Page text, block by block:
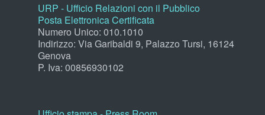
URP - Ufficio Relazioni con il Pubblico
Posta Elettronica Certificata
Numero Unico: 010.1010
Indirizzo: Via Garibaldi 9, Palazzo Tursi, 16124
Genova
P. Iva: 00856930102